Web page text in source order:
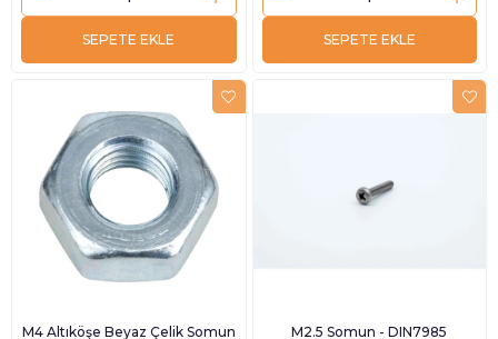
SEPETE EKLE SEPETE EKLE
M4 Altıköşe Beyaz Çelik Somun
M2.5 Somun - DIN7985